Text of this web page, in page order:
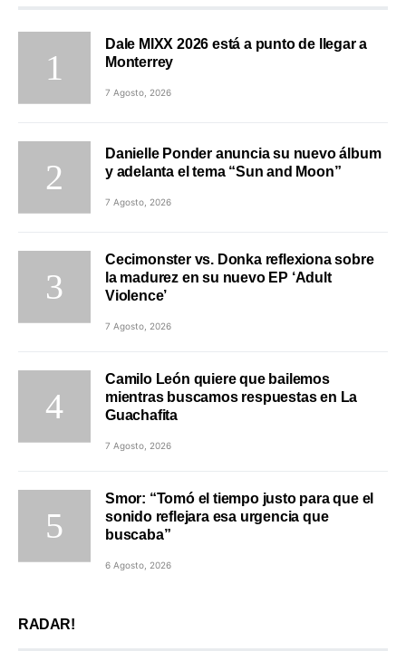
Dale MIXX 2026 está a punto de llegar a
Monterrey
7 Agosto, 2026
Danielle Ponder anuncia su nuevo álbum
y adelanta el tema “Sun and Moon”
7 Agosto, 2026
Cecimonster vs. Donka reflexiona sobre
la madurez en su nuevo EP ‘Adult
Violence’
7 Agosto, 2026
Camilo León quiere que bailemos
mientras buscamos respuestas en La
Guachafita
7 Agosto, 2026
Smor: “Tomó el tiempo justo para que el
sonido reflejara esa urgencia que
buscaba”
6 Agosto, 2026
RADAR!